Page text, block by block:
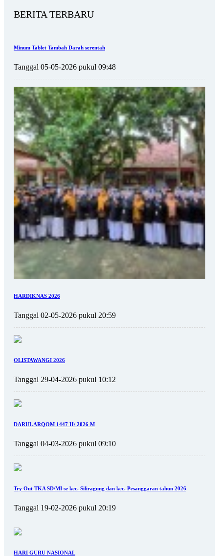
BERITA TERBARU
Minum Tablet Tambah Darah serentah
Tanggal 05-05-2026 pukul 09:48
HARDIKNAS 2026
Tanggal 02-05-2026 pukul 20:59
OLISTAWANGI 2026
Tanggal 29-04-2026 pukul 10:12
DARUL ARQOM 1447 H/ 2026 M
Tanggal 04-03-2026 pukul 09:10
Try Out TKA SD/MI se kec. Siliragung dan kec. Pesanggaran tahun 2026
Tanggal 19-02-2026 pukul 20:19
HARI GURU NASIONAL